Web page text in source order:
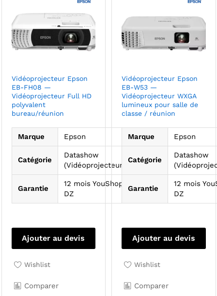
Vidéoprojecteur Epson
EB-FH08 —
Vidéoprojecteur Full HD
polyvalent
bureau/réunion
Marque Epson
Catégorie
Datashow
(Vidéoprojecteurs)
Garantie
12 mois YouShop
DZ
Ajouter au devis
Wishlist
Comparer
Vidéoprojecteur Epson
EB-W53 —
Vidéoprojecteur WXGA
lumineux pour salle de
classe / réunion
Marque Epson
Catégorie
Datashow
Garantie
12 mois
DZ
Ajouter au devis
Wishlist
Comparer